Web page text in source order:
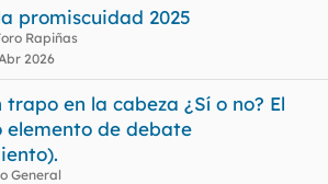
promiscuidad 2025
Rapiñas
2026
trapo en la cabeza ¿Sí o no? El
elemento de debate
General